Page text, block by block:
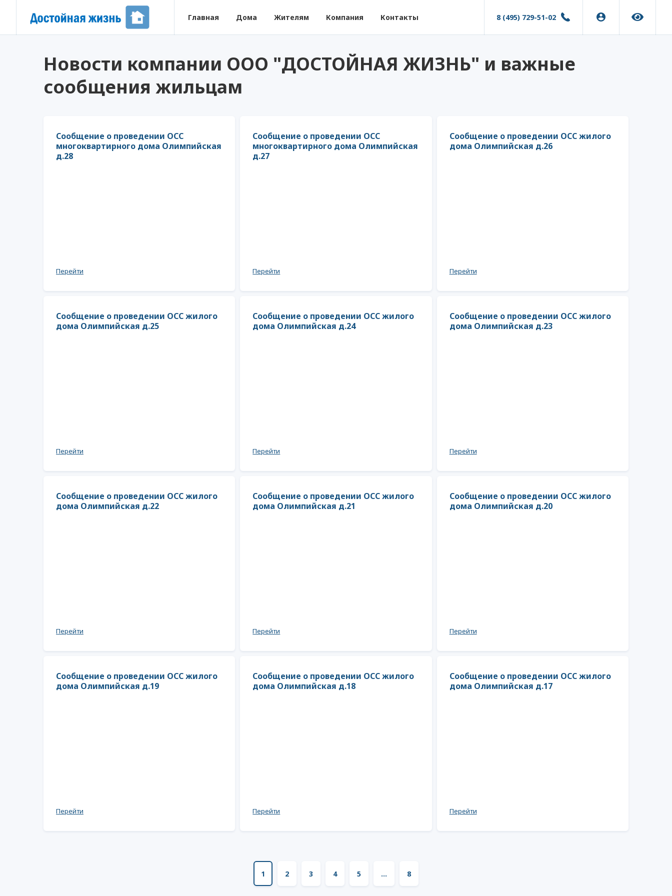
Главная Дома Жителям Компания Контакты 8 (495) 729-51-02
Новости компании ООО "ДОСТОЙНАЯ ЖИЗНЬ" и важные
сообщения жильцам
Сообщение о проведении ОСС
многоквартирного дома Олимпийская
д.28
Перейти
Сообщение о проведении ОСС
многоквартирного дома Олимпийская
д.27
Перейти
Сообщение о проведении ОСС жилого
дома Олимпийская д.26
Перейти
Сообщение о проведении ОСС жилого
дома Олимпийская д.25
Перейти
Сообщение о проведении ОСС жилого
дома Олимпийская д.24
Перейти
Сообщение о проведении ОСС жилого
дома Олимпийская д.23
Перейти
Сообщение о проведении ОСС жилого
дома Олимпийская д.22
Перейти
Сообщение о проведении ОСС жилого
дома Олимпийская д.21
Перейти
Сообщение о проведении ОСС жилого
дома Олимпийская д.20
Перейти
Сообщение о проведении ОСС жилого
дома Олимпийская д.19
Перейти
Сообщение о проведении ОСС жилого
дома Олимпийская д.18
Перейти
Сообщение о проведении ОСС жилого
дома Олимпийская д.17
Перейти
1 2 3 4 5 ... 8